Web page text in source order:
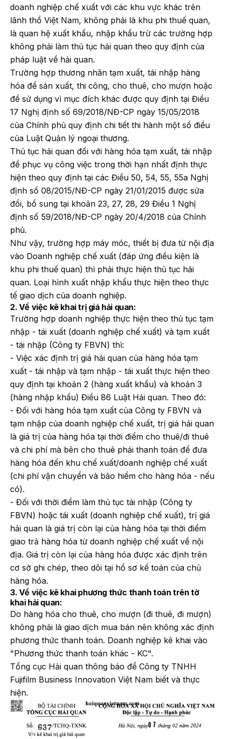
doanh nghiệp chế xuất với các khu vực khác trên
lãnh thổ Việt Nam, không phải là khu phi thuế quan,
là quan hệ xuất khẩu, nhập khẩu trừ các trường hợp
không phải làm thủ tục hải quan theo quy định của
pháp luật về hải quan.
Trường hợp thương nhân tạm xuất, tái nhập hàng
hóa để sản xuất, thi công, cho thuê, cho mượn hoặc
để sử dụng vì mục đích khác được quy định tại Điều
17 Nghị định số 69/2018/NĐ-CP ngày 15/05/2018
của Chính phủ quy định chi tiết thi hành một số điều
của Luật Quản lý ngoại thương.
Thủ tục hải quan đối với hàng hóa tạm xuất, tái nhập
để phục vụ công việc trong thời hạn nhất định thực
hiện theo quy định tại các Điều 50, 54, 55, 55a Nghị
định số 08/2015/NĐ-CP ngày 21/01/2015 được sửa
đổi, bổ sung tại khoản 23, 27, 28, 29 Điều 1 Nghị
định số 59/2018/NĐ-CP ngày 20/4/2018 của Chính
phủ.
Như vậy, trường hợp máy móc, thiết bị đưa từ nội địa
vào Doanh nghiệp chế xuất (đáp ứng điều kiện là
khu phi thuế quan) thì phải thực hiện thủ tục hải
quan. Loại hình xuất nhập khẩu thực hiện theo thực
tế giao dịch của doanh nghiệp.
2. Về việc kê khai trị giá hải quan:
Trường hợp doanh nghiệp thực hiện theo thủ tục tạm
nhập - tái xuất (doanh nghiệp chế xuất) và tạm xuất
- tái nhập (Công ty FBVN) thì:
- Việc xác định trị giá hải quan của hàng hóa tạm
xuất - tái nhập và tạm nhập - tái xuất thực hiện theo
quy định tại khoản 2 (hàng xuất khẩu) và khoản 3
(hàng nhập khẩu) Điều 86 Luật Hải quan. Theo đó:
- Đối với hàng hóa tạm xuất của Công ty FBVN và
tạm nhập của doanh nghiệp chế xuất, trị giá hải quan
là giá trị của hàng hóa tại thời điểm cho thuê/đi thuê
và chi phí mà bên cho thuê phải thanh toán để đưa
hàng hóa đến khu chế xuất/doanh nghiệp chế xuất
(chi phí vận chuyển và bảo hiểm cho hàng hóa - nếu
có).
- Đối với thời điểm làm thủ tục tái nhập (Công ty
FBVN) hoặc tái xuất (doanh nghiệp chế xuất), trị giá
hải quan là giá trị còn lại của hàng hóa tại thời điểm
giao trả hàng hóa từ doanh nghiệp chế xuất về nội
địa. Giá trị còn lại của hàng hóa được xác định trên
cơ sở ghi chép, theo dõi tại hồ sơ kế toán của chủ
hàng hóa.
3. Về việc kê khai phương thức thanh toán trên tờ
khai hải quan:
Do hàng hóa cho thuê, cho mượn (đi thuê, đi mượn)
không phải là giao dịch mua bán nên không xác định
phương thức thanh toán. Doanh nghiệp kê khai vào
"Phương thức thanh toán khác - KC".
Tổng cục Hải quan thông báo để Công ty TNHH
Fujifilm Business Innovation Việt Nam biết và thực
hiện.